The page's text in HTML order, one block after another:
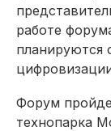
работе
планируются
Форум
технопарка